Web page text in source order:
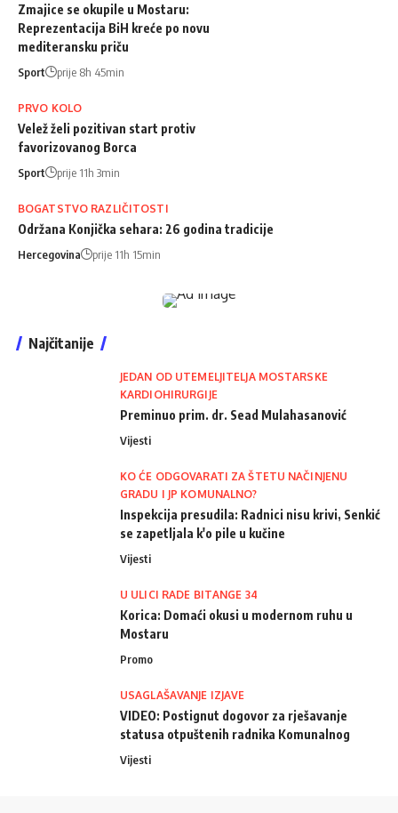
Zmajice se okupile u Mostaru:
Reprezentacija BiH kreće po novu
mediteransku priču
Sport prije 8h 45min
PRVO KOLO
Velež želi pozitivan start protiv
favorizovanog Borca
Sport prije 11h 3min
BOGATSTVO RAZLIČITOSTI
Održana Konjička sehara: 26 godina tradicije
Hercegovina prije 11h 15min
Najčitanije
JEDAN OD UTEMELJITELJA MOSTARSKE
KARDIOHIRURGIJE
Preminuo prim. dr. Sead Mulahasanović
Vijesti
KO ĆE ODGOVARATI ZA ŠTETU NAČINJENU
GRADU I JP KOMUNALNO?
Inspekcija presudila: Radnici nisu krivi, Senkić
se zapetljala k'o pile u kučine
Vijesti
U ULICI RADE BITANGE 34
Korica: Domaći okusi u modernom ruhu u
Mostaru
Promo
USAGLAŠAVANJE IZJAVE
VIDEO: Postignut dogovor za rješavanje
statusa otpuštenih radnika Komunalnog
Vijesti